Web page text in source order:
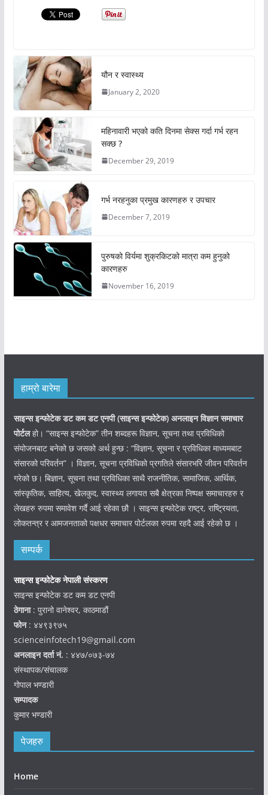
यौन र स्वास्थ्य
January 2, 2020
महिनावारी भएको कति दिनमा सेक्स गर्दा गर्भ रहन
सक्छ ?
December 29, 2019
गर्भ नरहनुका प्रमुख कारणहरु र उपचार
December 7, 2019
पुरुषको विर्यमा शुक्रकिटको मात्रा कम हुनुको
कारणहरु
November 16, 2019
हाम्रो बारेमा
साइन्स इन्फोटेक डट कम डट एनपी (साइन्सइन्फोटेक) अनलाइन विज्ञान समाचार
पोर्टलहो। “साइन्स इन्फोटेक” तीन शब्दहरू विज्ञान, सूचना तथा प्रविधिको
संयोजनबाट बनेको छ जसको अर्थ हुन्छ : “विज्ञान, सूचना र प्रविधिका माध्यमबाट
संसारको परिवर्तन” । विज्ञान, सूचना प्रविधिको प्रगतिले संसारभरि जीवन परिवर्तन
गरेको छ। बिज्ञान, सूचना तथा प्रविधिका साथै राजनीतिक, सामाजिक, आर्थिक,
सांस्कृतिक, साहित्य, खेलकुद, स्वास्थ्य लगायत सबै क्षेत्रका निष्पक्ष समाचारहरु र
लेखहरु रुपमा समावेश गर्दै आई रहेका छौ । साइन्स इन्फोटेक राष्ट्र, राष्ट्रियता,
लोकतन्त्र र आमजनताको पक्षधर समाचार पोर्टलका रुपमा रहदै आई रहेको छ ।
सम्पर्क
साइन्स इन्फोटेक नेपाली संस्करण
साइन्स इन्फोटेक डट कम डट एनपी
ठेगाना: पुरानो वानेश्वर, काठमाडौं
फोन: ४४९३९७५
scienceinfotech19@gmail.com
अनलाइन दर्ता नं. : ४४७/०७३-७४
संस्थापक/संचालक
गोपाल भण्डारी
सम्पादक
कुमार भण्डारी
पेजहरु
Home